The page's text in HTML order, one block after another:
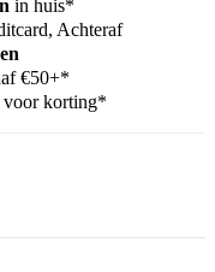
in huis*
Achteraf
€50+*
voor korting*